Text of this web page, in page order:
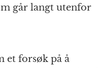
går langt utenfor
et forsøk på å